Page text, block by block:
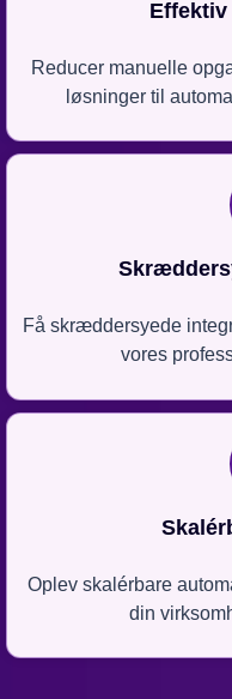
Reducer manuelle
løsninger til
Få skræddersyede
vores
Oplev skalérbare
din